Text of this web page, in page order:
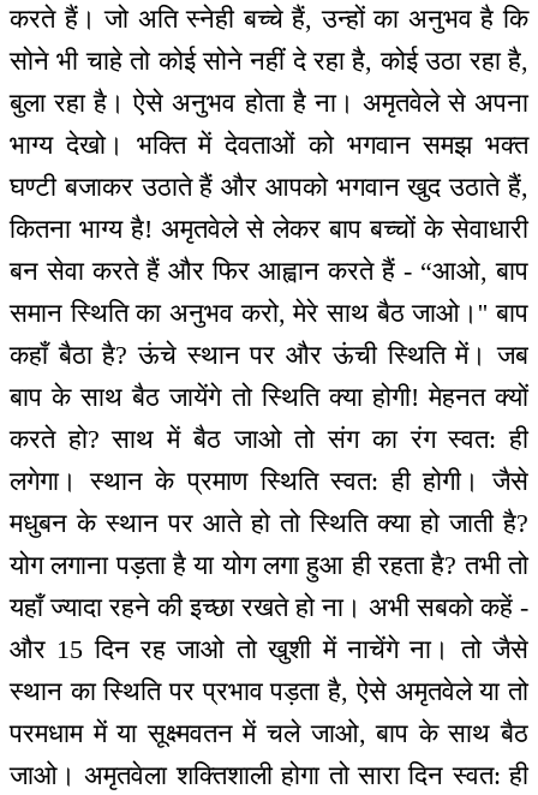
करते हैं। जो अति स्नेही बच्चे हैं, उन्हों का अनुभव है कि
सोने भी चाहे तो कोई सोने नहीं दे रहा है, कोई उठा रहा है,
बुला रहा है। ऐसे अनुभव होता है ना। अमृतवेले से अपना
भाग्य देखो। भक्ति में देवताओं को भगवान समझ भक्त
घण्टी बजाकर उठाते हैं और आपको भगवान खुद उठाते हैं,
कितना भाग्य है! अमृतवेले से लेकर बाप बच्चों के सेवाधारी
बन सेवा करते हैं और फिर आह्वान करते हैं - “आओ, बाप
समान स्थिति का अनुभव करो, मेरे साथ बैठ जाओ।'' बाप
कहाँ बैठा है? ऊंचे स्थान पर और ऊंची स्थिति में। जब
बाप के साथ बैठ जायेंगे तो स्थिति क्या होगी! मेहनत क्यों
करते हो? साथ में बैठ जाओ तो संग का रंग स्वत: ही
लगेगा। स्थान के प्रमाण स्थिति स्वत: ही होगी। जैसे
मधुबन के स्थान पर आते हो तो स्थिति क्या हो जाती है?
योग लगाना पड़ता है या योग लगा हुआ ही रहता है? तभी तो
यहाँ ज्यादा रहने की इच्छा रखते हो ना। अभी सबको कहें -
और 15 दिन रह जाओ तो खुशी में नाचेंगे ना। तो जैसे
स्थान का स्थिति पर प्रभाव पड़ता है, ऐसे अमृतवेले या तो
परमधाम में या सूक्ष्मवतन में चले जाओ, बाप के साथ बैठ
जाओ। अमृतवेला शक्तिशाली होगा तो सारा दिन स्वत: ही